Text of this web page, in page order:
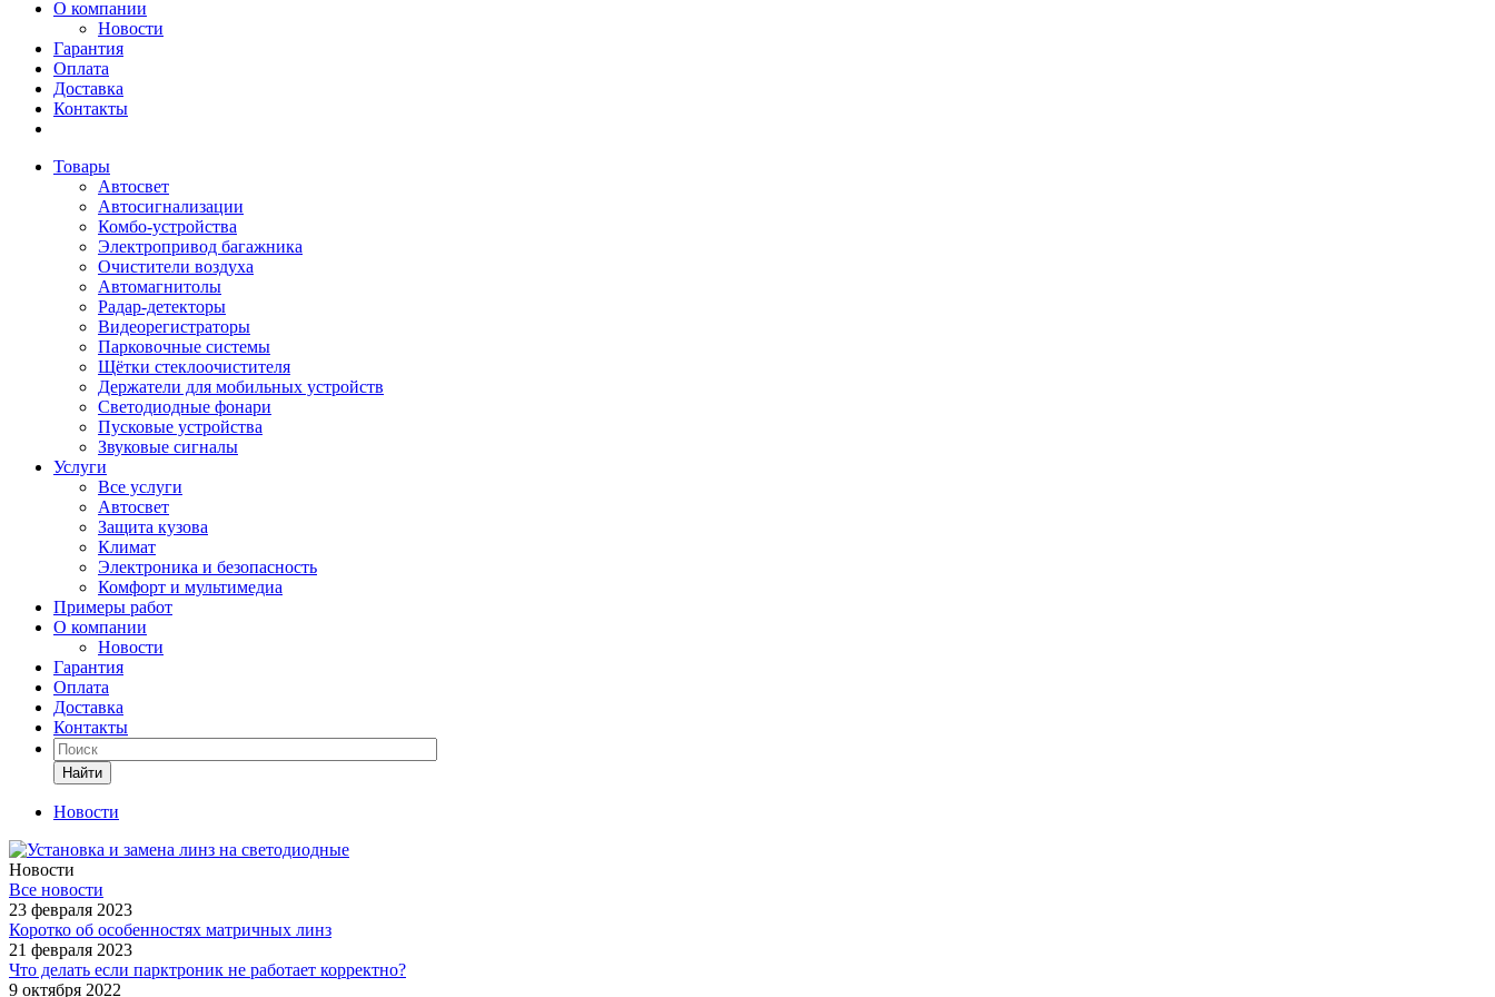
О компании
Новости
Гарантия
Оплата
Доставка
Контакты
Товары
Автосвет
Автосигнализации
Комбо-устройства
Электропривод багажника
Очистители воздуха
Автомагнитолы
Радар-детекторы
Видеорегистраторы
Парковочные системы
Щётки стеклоочистителя
Держатели для мобильных устройств
Светодиодные фонари
Пусковые устройства
Звуковые сигналы
Услуги
Все услуги
Автосвет
Защита кузова
Климат
Электроника и безопасность
Комфорт и мультимедиа
Примеры работ
О компании
Новости
Гарантия
Оплата
Доставка
Контакты
Найти
Новости
Новости
Все новости
23 февраля 2023
Коротко об особенностях матричных линз
21 февраля 2023
Что делать если парктроник не работает корректно?
9 октября 2022